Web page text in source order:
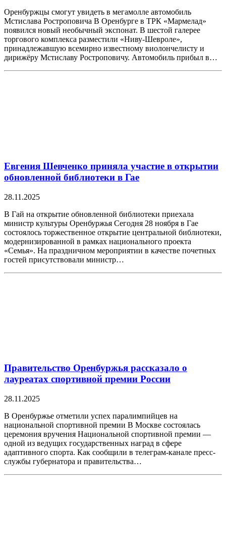
Оренбуржцы смогут увидеть в мегамолле автомобиль
Мстислава Ростроповича В Оренбурге в ТРК «Мармелад»
появился новый необычный экспонат. В шестой галерее
торгового комплекса разместили «Ниву-Шевроле»,
принадлежавшую всемирно известному виолончелисту и
дирижёру Мстиславу Ростроповичу. Автомобиль прибыл в…
Евгения Шевченко приняла участие в открытии
обновленной библиотеки в Гае
28.11.2025
В Гай на открытие обновленной библиотеки приехала
министр культуры Оренбуржья Сегодня 28 ноября в Гае
состоялось торжественное открытие центральной библиотеки,
модернизированной в рамках национального проекта
«Семья». На праздничном мероприятии в качестве почетных
гостей присутствовали министр…
Правительство Оренбуржья рассказало о
лауреатах спортивной премии России
28.11.2025
В Оренбуржье отметили успех паралимпийцев на
национальной спортивной премии В Москве состоялась
церемония вручения Национальной спортивной премии —
одной из ведущих государственных наград в сфере
адаптивного спорта. Как сообщили в телеграм-канале пресс-
службы губернатора и правительства…